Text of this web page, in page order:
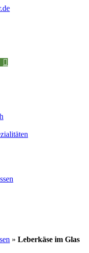
» Leberkäse im Glas